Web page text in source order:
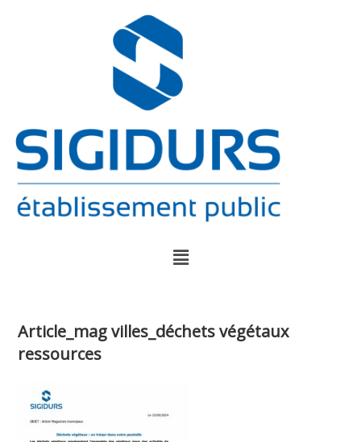
Article_mag villes_déchets végétaux
ressources